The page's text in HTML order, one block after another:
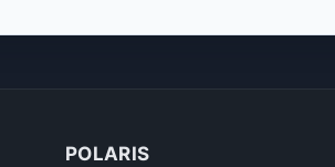
POLARIS